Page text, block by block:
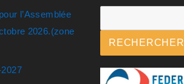
l’Assemblée
2026.(zone
RECHERCHER